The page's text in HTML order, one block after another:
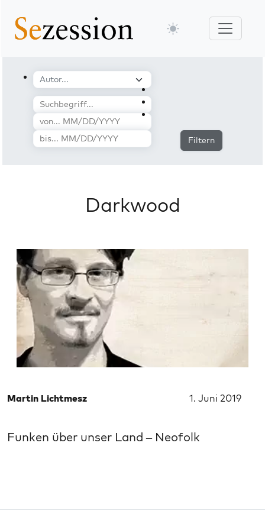
Filtern
Darkwood
Martin Lichtmesz 1. Juni 2019
Funken über unser Land – Neofolk